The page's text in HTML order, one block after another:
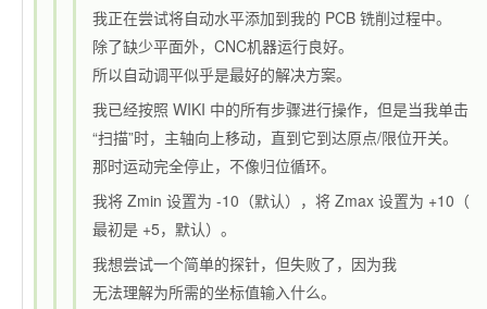
我正在尝试将自动水平添加到我的 PCB 铣削过程中。
除了缺少平面外，CNC机器运行良好。
所以自动调平似乎是最好的解决方案。
我已经按照 WIKI 中的所有步骤进行操作，但是当我单击
“扫描”时，主轴向上移动，直到它到达原点/限位开关。
那时运动完全停止，不像归位循环。
我将 Zmin 设置为 -10（默认），将 Zmax 设置为 +10（
最初是 +5，默认）。
我想尝试一个简单的探针，但失败了，因为我
无法理解为所需的坐标值输入什么。